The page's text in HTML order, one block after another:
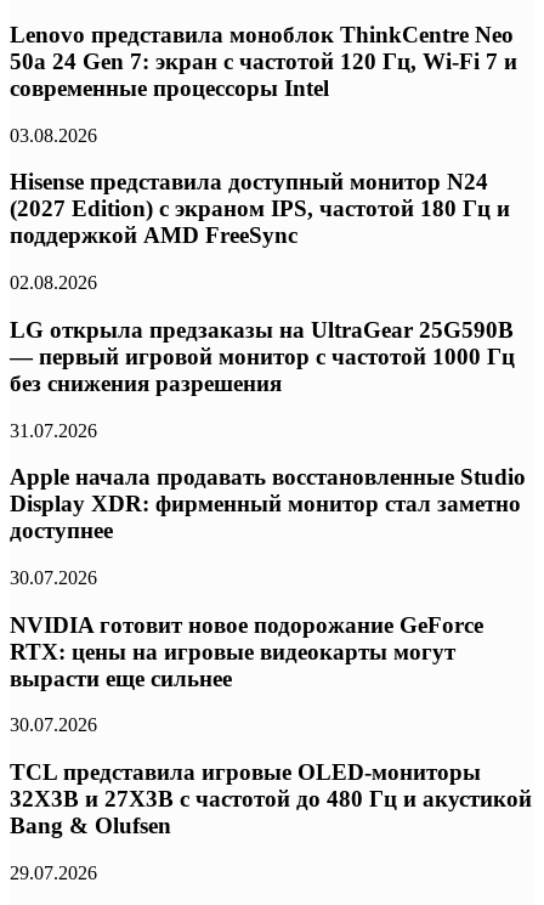
Lenovo представила моноблок ThinkCentre Neo
50a 24 Gen 7: экран с частотой 120 Гц, Wi-Fi 7 и
современные процессоры Intel
03.08.2026
Hisense представила доступный монитор N24
(2027 Edition) с экраном IPS, частотой 180 Гц и
поддержкой AMD FreeSync
02.08.2026
LG открыла предзаказы на UltraGear 25G590B
— первый игровой монитор с частотой 1000 Гц
без снижения разрешения
31.07.2026
Apple начала продавать восстановленные Studio
Display XDR: фирменный монитор стал заметно
доступнее
30.07.2026
NVIDIA готовит новое подорожание GeForce
RTX: цены на игровые видеокарты могут
вырасти еще сильнее
30.07.2026
TCL представила игровые OLED-мониторы
32X3B и 27X3B с частотой до 480 Гц и акустикой
Bang & Olufsen
29.07.2026